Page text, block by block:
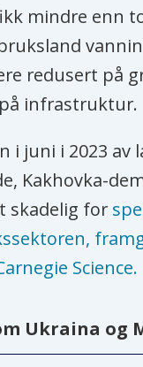
mindre enn
redusert på
infrastruktur.
i juni i 2023 av
Kakhovka-
skadelig for
Science.
Ukraina og